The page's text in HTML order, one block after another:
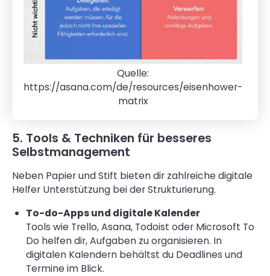
Quelle:
https://asana.com/de/resources/eisenhower-
matrix
5. Tools & Techniken für besseres
Selbstmanagement
Neben Papier und Stift bieten dir zahlreiche digitale
Helfer Unterstützung bei der Strukturierung.
To-do-Apps und digitale Kalender
Tools wie Trello, Asana, Todoist oder Microsoft To
Do helfen dir, Aufgaben zu organisieren. In
digitalen Kalendern behältst du Deadlines und
Termine im Blick.